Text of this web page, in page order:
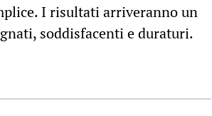
I risultati arriveranno un
soddisfacenti e duraturi.